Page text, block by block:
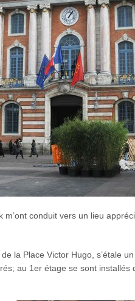
m’ont conduit vers un lieu
la Place Victor Hugo, s’étale
au 1er étage se sont